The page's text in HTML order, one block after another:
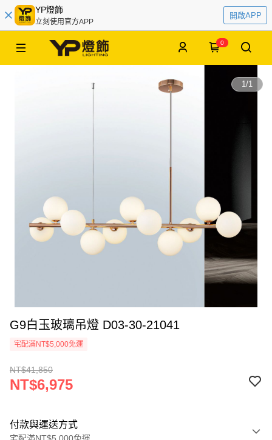
YP燈飾
立刻使用官方APP
開啟APP
0
1/1
G9白玉玻璃吊燈 D03-30-21041
宅配滿NT$5,000免運
NT$41,850
NT$6,975
付款與運送方式